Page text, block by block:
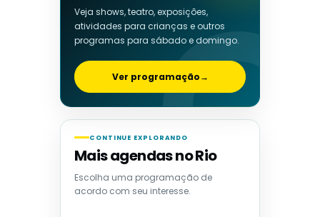
Veja shows, teatro, exposições,
atividades para crianças e outros
programas para sábado e domingo.
Ver programação→
CONTINUE EXPLORANDO
Mais agendas no Rio
Escolha uma programação de
acordo com seu interesse.